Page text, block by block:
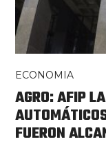
ECONOMIA
AGRO: AFIP
FUERON